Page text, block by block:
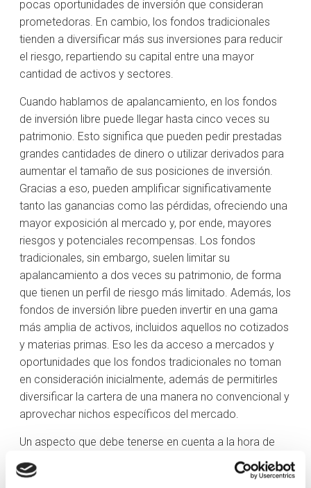
pocas oportunidades de inversión que consideran
prometedoras. En cambio, los fondos tradicionales
tienden a diversificar más sus inversiones para reducir
el riesgo, repartiendo su capital entre una mayor
cantidad de activos y sectores.
Cuando hablamos de apalancamiento, en los fondos
de inversión libre puede llegar hasta cinco veces su
patrimonio. Esto significa que pueden pedir prestadas
grandes cantidades de dinero o utilizar derivados para
aumentar el tamaño de sus posiciones de inversión.
Gracias a eso, pueden amplificar significativamente
tanto las ganancias como las pérdidas, ofreciendo una
mayor exposición al mercado y, por ende, mayores
riesgos y potenciales recompensas. Los fondos
tradicionales, sin embargo, suelen limitar su
apalancamiento a dos veces su patrimonio, de forma
que tienen un perfil de riesgo más limitado. Además, los
fondos de inversión libre pueden invertir en una gama
más amplia de activos, incluidos aquellos no cotizados
y materias primas. Eso les da acceso a mercados y
oportunidades que los fondos tradicionales no toman
en consideración inicialmente, además de permitirles
diversificar la cartera de una manera no convencional y
aprovechar nichos específicos del mercado.
Un aspecto que debe tenerse en cuenta a la hora de
entender cómo funcionan los FIL es que cuentan con
menor liquidez. Generalmente, suele ser mensual o